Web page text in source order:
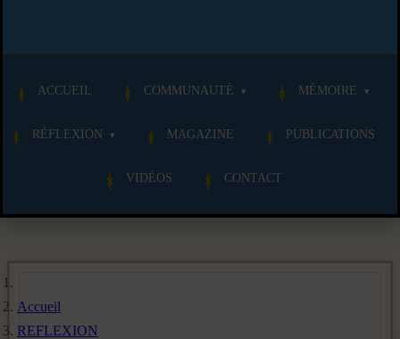
ACCUEIL COMMUNAUTÉ MÉMOIRE
RÉFLEXION MAGAZINE PUBLICATIONS
VIDÉOS CONTACT
Accueil
REFLEXION